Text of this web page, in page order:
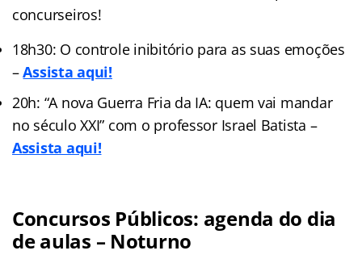
concurseiros!
18h30: O controle inibitório para as suas emoções
–Assista aqui!
20h: “A nova Guerra Fria da IA: quem vai mandar
no século XXI” com o professor Israel Batista –
Assista aqui!
Concursos Públicos: agenda do dia
de aulas – Noturno